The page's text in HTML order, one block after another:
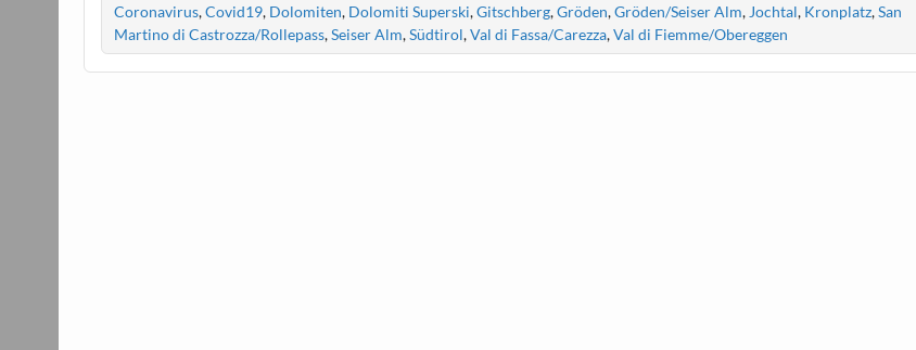
Coronavirus,Covid19, Dolomiten, Dolomiti Superski,Gitschberg,Gröden,Gröden/Seiser Alm, Jochtal, Kronplatz,San
Martino di Castrozza/Rollepass,Seiser Alm,Südtirol,Val di Fassa/Carezza,Val di Fiemme/Obereggen